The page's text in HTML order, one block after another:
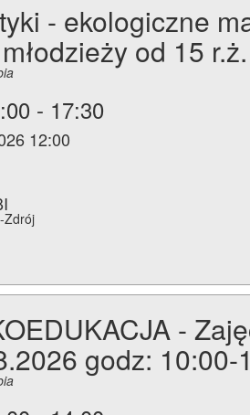
- ekologiczne
od 15
- 17:30
12:00
Zdrój
-
godz: 10:00-